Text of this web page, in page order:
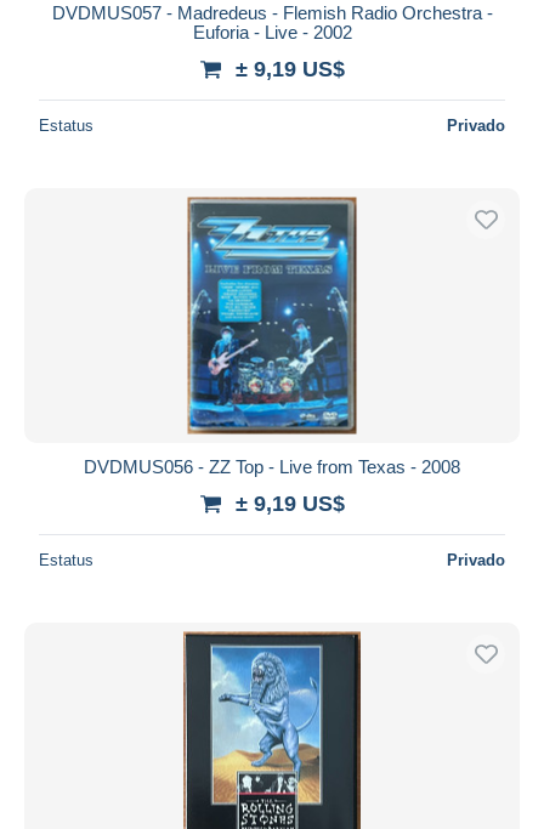
DVDMUS057 - Madredeus - Flemish Radio Orchestra -
Euforia - Live - 2002
± 9,19 US$
Estatus Privado
DVDMUS056 - ZZ Top - Live from Texas - 2008
± 9,19 US$
Estatus Privado